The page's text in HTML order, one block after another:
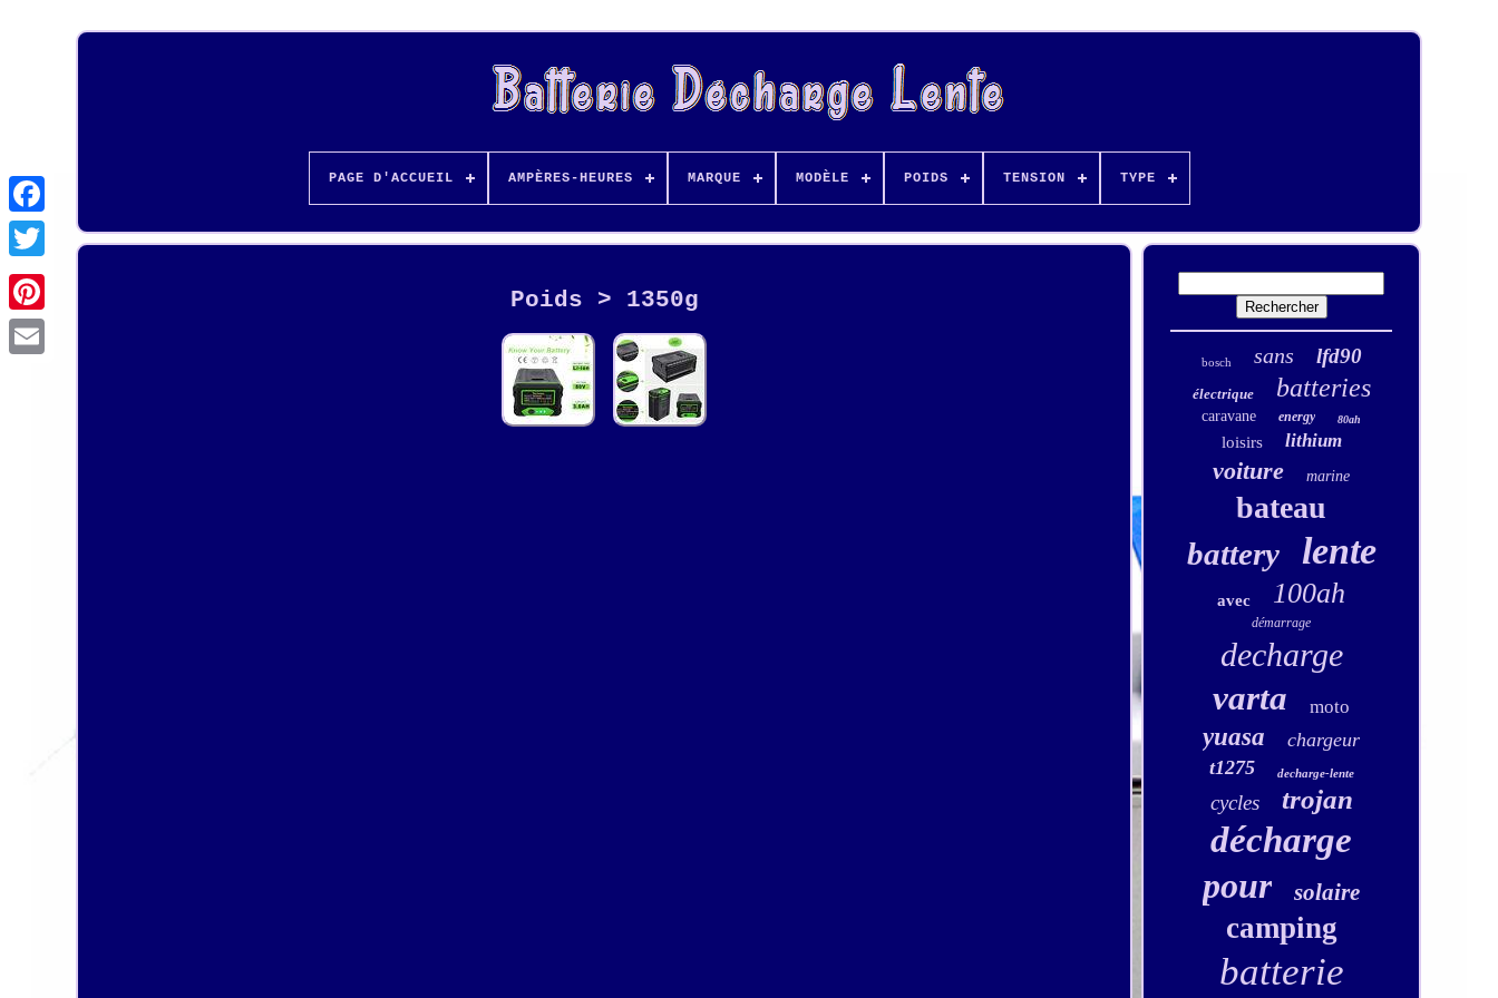
Pinterest
PAGE D'ACCUEIL AMPÈRES-HEURES MARQUE MODÈLE POIDS TENSION TYPE
Poids > 1350g
bosch sans lfd90
électrique batteries
caravane energy 80ah
loisirs lithium
voiture marine
bateau
battery lente
avec 100ah
démarrage
decharge
varta moto
yuasa
chargeur
t1275
decharge-lente
cycles trojan
décharge
pour
solaire
camping
batterie